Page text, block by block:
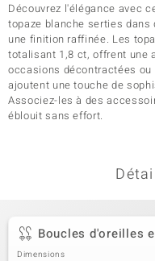
Découvrez l'élégance avec
topaze blanche serties
une finition raffinée. Les
totalisant 1,8 ct, offrent une
occasions décontractées
ajoutent une touche de
Associez-les à des
éblouit sans effort.
Boucles d'oreilles
Dimensions